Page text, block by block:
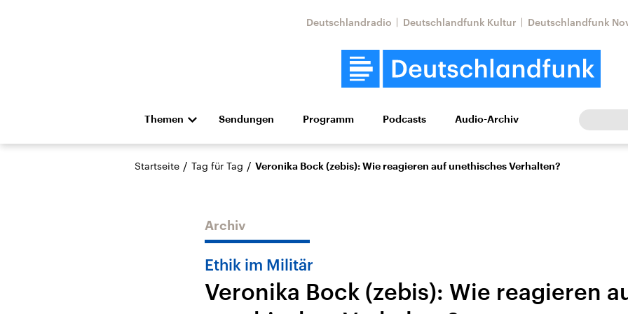
Deutschlandradio Deutschlandfunk Kultur Deutschlandfunk
Themen
Die Nachrichten Politik Wirtschaft Wissen Kultur Europa
Hörspiel und Feature Musik
Landtagswahl Sachsen-
USA
Nahostkonflikt
Aktuelle Lage und
Iran
Aktuelle Lage und
Sendungen Programm Podcasts Audio-Archiv
Startseite / Tag für Tag / Veronika Bock (zebis): Wie reagieren auf unethisches Verhalten?
Archiv
Ethik im Militär
Veronika Bock (zebis): Wie reagieren